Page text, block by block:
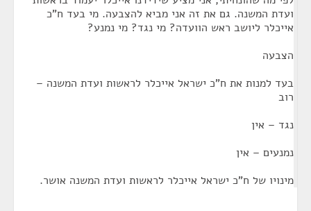
ועדת המשנה. גם את זה אני מביא להצבעה. מי בעד ח"כ
אייכלר ליושב ראש הוועדה? מי נגד? מי נמנע?
הצבעה
בעד למנות את ח"כ ישראל אייכלר לראשות ועדת המשנה –
רוב
נגד – אין
נמנעים – אין
מינויו של ח"כ ישראל אייכלר לראשות ועדת המשנה אושר.